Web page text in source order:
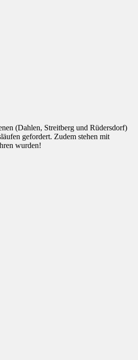
(Dahlen, Streitberg und Rüdersdorf)
gefordert. Zudem stehen mit
wurden!